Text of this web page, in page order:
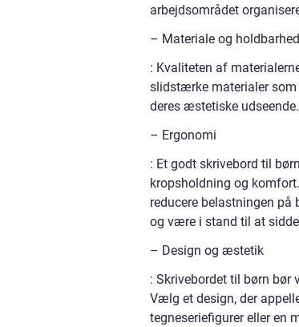
arbejdsområdet
– Materiale og holdbarhed
: Kvaliteten af
slidstærke materialer som
deres æstetiske udseende.
– Ergonomi
: Et godt skrivebord til
kropsholdning og
reducere belastningen
og være i stand til at
– Design og æstetik
: Skrivebordet til børn bør
Vælg et design, der
tegneseriefigurer eller en